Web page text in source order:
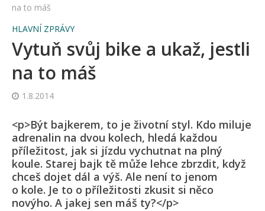
na to máš
HLAVNÍ ZPRÁVY
Vytuň svůj bike a ukaž, jestli
na to máš
1.8.2014
<p>Být bajkerem, to je životní styl. Kdo miluje
adrenalin na dvou kolech, hledá každou
příležitost, jak si jízdu vychutnat na plný
koule. Starej bajk tě může lehce zbrzdit, když
chceš dojet dál a výš. Ale není to jenom
o kole. Je to o příležitosti zkusit si něco
novýho. A jakej sen máš ty?</p>